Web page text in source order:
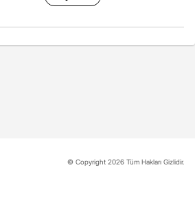
© Copyright 2026 Tüm Hakları Gizlidir.